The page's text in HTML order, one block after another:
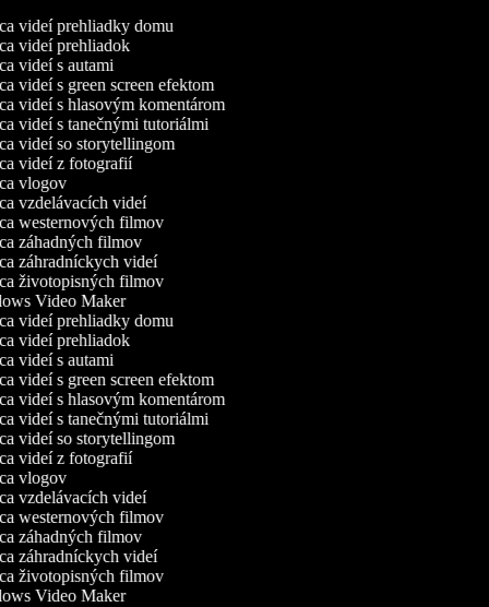
videí prehliadky domu
videí prehliadok
videí s autami
videí s green screen efektom
videí s hlasovým komentárom
videí s tanečnými tutoriálmi
videí so storytellingom
videí z fotografií
vlogov
vzdelávacích videí
westernových filmov
záhadných filmov
záhradníckych videí
životopisných filmov
Video Maker
videí prehliadky domu
videí prehliadok
videí s autami
videí s green screen efektom
videí s hlasovým komentárom
videí s tanečnými tutoriálmi
videí so storytellingom
videí z fotografií
vlogov
vzdelávacích videí
westernových filmov
záhadných filmov
záhradníckych videí
životopisných filmov
Video Maker